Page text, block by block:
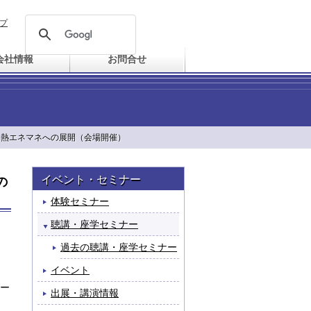
社情報 お問合せ
エネマネへの展開（会場開催）
イベント・セミナー
体験セミナー
聴講・座学セミナー
過去の聴講・座学セミナー
イベント
出展・講演情報